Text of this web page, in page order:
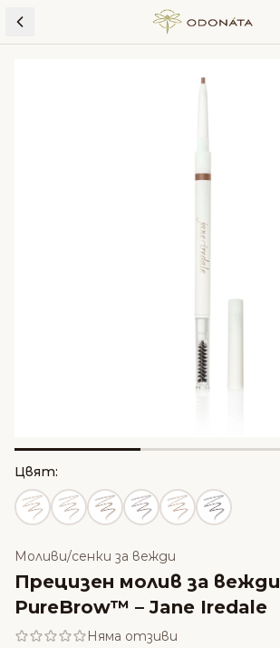
Skip to content
Моливи/сенки за вежди
Прецизен молив за вежди
PureBrow™ – Jane Iredale
Няма отзиви
Цвят: